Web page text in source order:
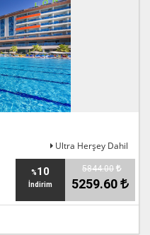
Ultra Herşey Dahil
%10
İndirim
5844.00
5259.60